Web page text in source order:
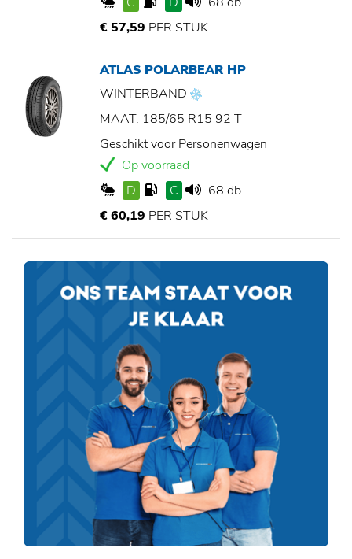
€ 57,59 PER STUK
ATLAS POLARBEAR HP
WINTERBAND
MAAT: 185/65 R15 92 T
Geschikt voor Personenwagen
Op voorraad
D
C
68 db
€ 60,19 PER STUK